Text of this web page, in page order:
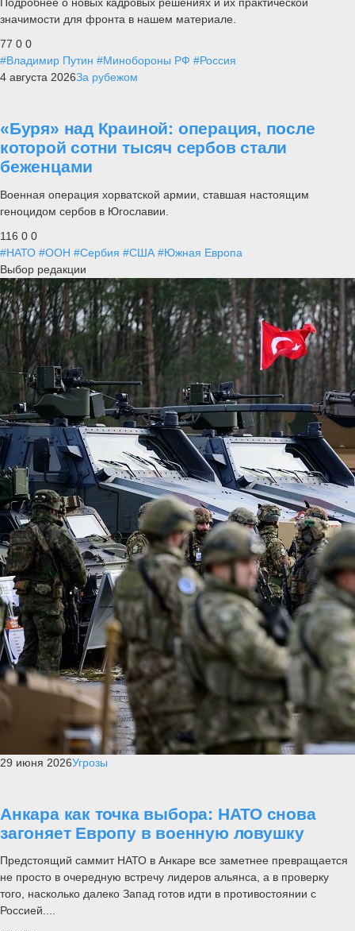
Подробнее о новых кадровых решениях и их практической
значимости для фронта в нашем материале.
77 0 0
#Владимир Путин #Минобороны РФ #Россия
4 августа 2026За рубежом
«Буря» над Краиной: операция, после
которой сотни тысяч сербов стали
беженцами
Военная операция хорватской армии, ставшая настоящим
геноцидом сербов в Югославии.
116 0 0
#НАТО #ООН #Сербия #США #Южная Европа
Выбор редакции
29 июня 2026Угрозы
Анкара как точка выбора: НАТО снова
загоняет Европу в военную ловушку
Предстоящий саммит НАТО в Анкаре все заметнее превращается
не просто в очередную встречу лидеров альянса, а в проверку
того, насколько далеко Запад готов идти в противостоянии с
Россией....